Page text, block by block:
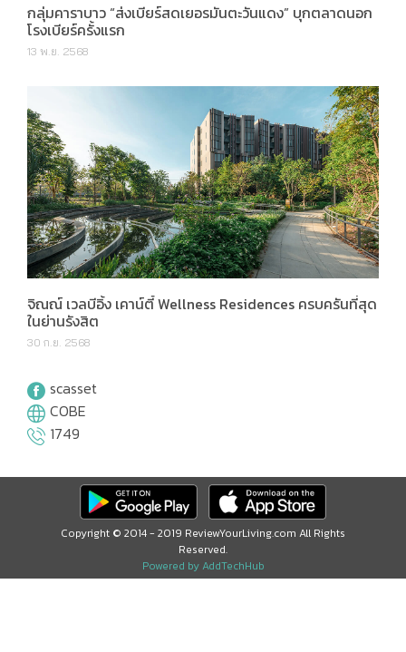
กลุ่มคาราบาว “ส่งเบียร์สดเยอรมันตะวันแดง” บุกตลาดนอก
โรงเบียร์ครั้งแรก
13 พ.ย. 2568
จิณณ์ เวลบีอิ้ง เคาน์ตี้ Wellness Residences ครบครันที่สุด
ในย่านรังสิต
30 ก.ย. 2568
scasset
COBE
1749
Copyright © 2014 - 2019 ReviewYourLiving.com All Rights
Reserved.
Powered by AddTechHub